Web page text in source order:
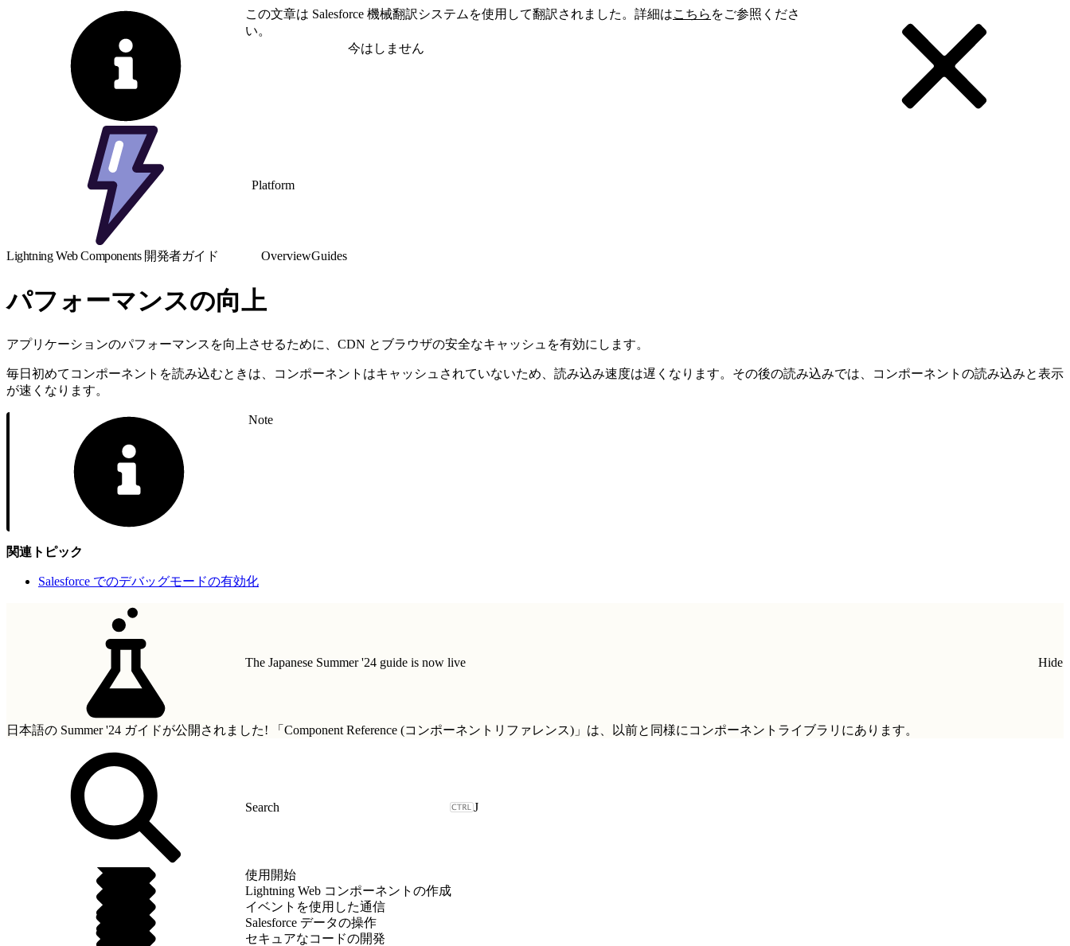
この文章は Salesforce 機械翻訳システムを使用して翻訳されました。詳細はこちら をご参照くださ
い。
今はしません
Platform
Lightning Web Components 開発者ガイド OverviewGuides
パフォーマンスの向上
アプリケーションのパフォーマンスを向上させるために、CDN とブラウザの安全なキャッシュを有効にします。
毎日初めてコンポーネントを読み込むときは、コンポーネントはキャッシュされていないため、読み込み速度は遅くなります。その後の読み込みでは、コンポーネントの読み込みと表示
が速くなります。
Note
関連トピック
Salesforce でのデバッグモードの有効化
The Japanese Summer '24 guide is now live Hide
日本語の Summer '24 ガイドが公開されました! 「Component Reference (コンポーネントリファレンス)」 は、以前と同様にコンポーネントライブラリにあります。
J
使用開始
Lightning Web コンポーネントの作成
イベントを使用した通信
Salesforce データの操作
セキュアなコードの開発